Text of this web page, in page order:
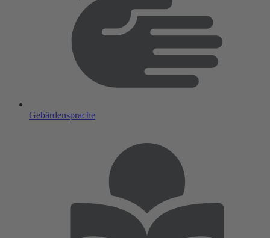
Gebärdensprache